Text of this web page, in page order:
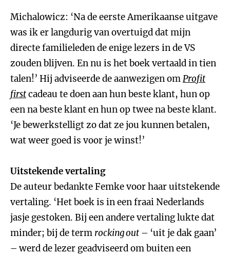
Michalowicz: ‘Na de eerste Amerikaanse uitgave
was ik er langdurig van overtuigd dat mijn
directe familieleden de enige lezers in de VS
zouden blijven. En nu is het boek vertaald in tien
talen!’ Hij adviseerde de aanwezigen omProfit
firstcadeau te doen aan hun beste klant, hun op
een na beste klant en hun op twee na beste klant.
‘Je bewerkstelligt zo dat ze jou kunnen betalen,
wat weer goed is voor je winst!’
Uitstekende vertaling
De auteur bedankte Femke voor haar uitstekende
vertaling. ‘Het boek is in een fraai Nederlands
jasje gestoken. Bij een andere vertaling lukte dat
minder; bij de term rocking out – ‘uit je dak gaan’
– werd de lezer geadviseerd om buiten een